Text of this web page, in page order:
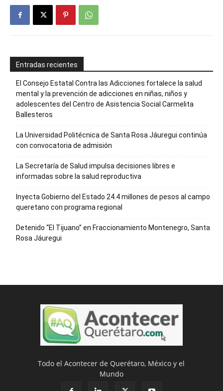
Entradas recientes
El Consejo Estatal Contra las Adicciones fortalece la salud
mental y la prevención de adicciones en niñas, niños y
adolescentes del Centro de Asistencia Social Carmelita
Ballesteros
La Universidad Politécnica de Santa Rosa Jáuregui continúa
con convocatoria de admisión
La Secretaría de Salud impulsa decisiones libres e
informadas sobre la salud reproductiva
Inyecta Gobierno del Estado 24.4 millones de pesos al campo
queretano con programa regional
Detenido “El Tijuano” en Fraccionamiento Montenegro, Santa
Rosa Jáuregui
Todo el Acontecer de Querétaro, México y el
Mundo